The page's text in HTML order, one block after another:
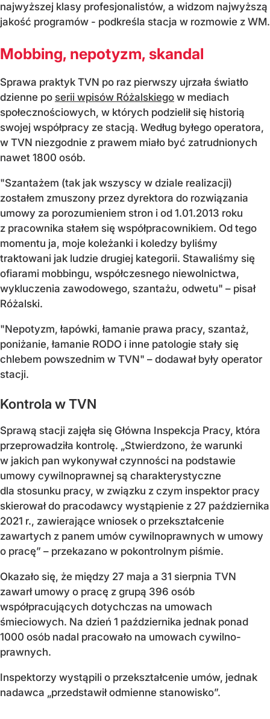
najwyższej klasy profesjonalistów, a widzom najwyższą
jakość programów - podkreśla stacja w rozmowie z WM.
Mobbing, nepotyzm, skandal
Sprawa praktyk TVN po raz pierwszy ujrzała światło
dzienne po serii wpisów Różalskiego w mediach
społecznościowych, w których podzielił się historią
swojej współpracy ze stacją. Według byłego operatora,
w TVN niezgodnie z prawem miało być zatrudnionych
nawet 1800 osób.
"Szantażem (tak jak wszyscy w dziale realizacji)
zostałem zmuszony przez dyrektora do rozwiązania
umowy za porozumieniem stron i od 1.01.2013 roku
z pracownika stałem się współpracownikiem. Od tego
momentu ja, moje koleżanki i koledzy byliśmy
traktowani jak ludzie drugiej kategorii. Stawaliśmy się
ofiarami mobbingu, współczesnego niewolnictwa,
wykluczenia zawodowego, szantażu, odwetu" – pisał
Różalski.
"Nepotyzm, łapówki, łamanie prawa pracy, szantaż,
poniżanie, łamanie RODO i inne patologie stały się
chlebem powszednim w TVN" – dodawał były operator
stacji.
Kontrola w TVN
Sprawą stacji zajęła się Główna Inspekcja Pracy, która
przeprowadziła kontrolę. „Stwierdzono, że warunki
w jakich pan wykonywał czynności na podstawie
umowy cywilnoprawnej są charakterystyczne
dla stosunku pracy, w związku z czym inspektor pracy
skierował do pracodawcy wystąpienie z 27 października
2021 r., zawierające wniosek o przekształcenie
zawartych z panem umów cywilnoprawnych w umowy
o pracę” – przekazano w pokontrolnym piśmie.
Okazało się, że między 27 maja a 31 sierpnia TVN
zawarł umowy o pracę z grupą 396 osób
współpracujących dotychczas na umowach
śmieciowych. Na dzień 1 października jednak ponad
1000 osób nadal pracowało na umowach cywilno-
prawnych.
Inspektorzy wystąpili o przekształcenie umów, jednak
nadawca „przedstawił odmienne stanowisko”.